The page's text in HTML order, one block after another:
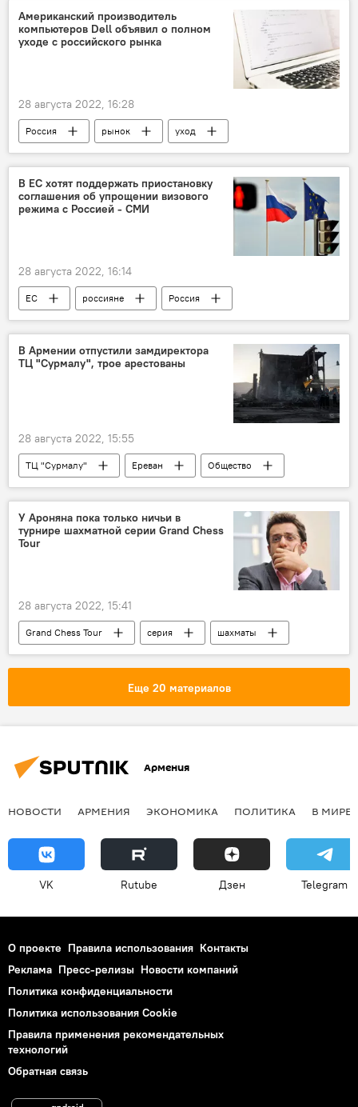
Американский производитель
компьютеров Dell объявил о полном
уходе с российского рынка
28 августа 2022, 16:28
Россия рынок
уход
В мире
компьютер
В ЕС хотят поддержать приостановку
соглашения об упрощении визового
режима с Россией - СМИ
28 августа 2022, 16:14
ЕС россияне
Россия
соглашение
визы
В Армении отпустили замдиректора
ТЦ "Сурмалу", трое арестованы
28 августа 2022, 15:55
ТЦ "Сурмалу" Ереван
Общество
Новости Армения
арест
У Ароняна пока только ничьи в
турнире шахматной серии Grand Chess
Tour
28 августа 2022, 15:41
Grand Chess Tour серия
шахматы
Спорт
Левон Аронян
Еще 20 материалов
Армения
НОВОСТИ АРМЕНИЯ ЭКОНОМИКА ПОЛИТИКА В МИРЕ
VK Rutube Дзен Telegram
О проекте Правила использования Контакты
Реклама Пресс-релизы Новости компаний
Политика конфиденциальности
Политика использования Cookie
Правила применения рекомендательных
технологий
Обратная связь